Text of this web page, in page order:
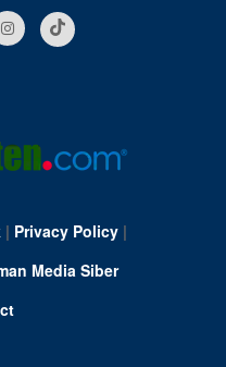
| Privacy Policy|
Media Siber